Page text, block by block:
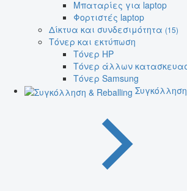
Μπαταρίες για laptop
Φορτιστές laptop
Δίκτυα και συνδεσιμότητα (15)
Τόνερ και εκτύπωση
Τόνερ HP
Τόνερ άλλων
Τόνερ Samsung